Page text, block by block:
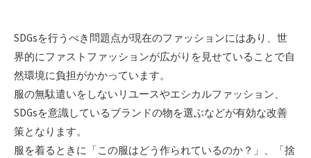
SDGsを行うべき問題点が現在のファッションにはあり、世
界的にファストファッションが広がりを見せていることで自
然環境に負担がかかっています。
服の無駄遣いをしないリユースやエシカルファッション、
SDGsを意識しているブランドの物を選ぶなどが有効な改善
策となります。
服を着るときに「この服はどう作られているのか？」、「捨